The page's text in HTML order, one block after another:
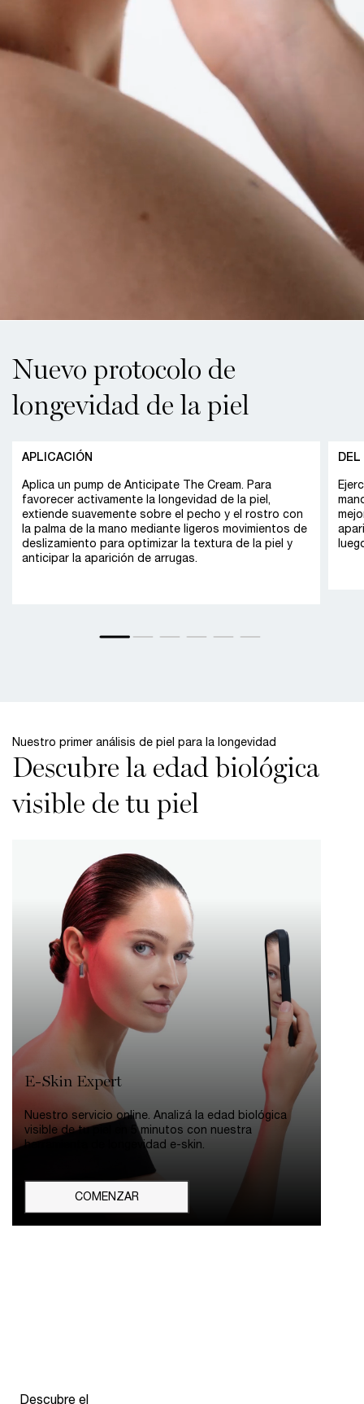
Nuevo protocolo de
longevidad de la piel
APLICACIÓN
Aplica un pump de Anticipate The Cream. Para
favorecer activamente la longevidad de la piel,
extiende suavemente sobre el pecho y el rostro con
la palma de la mano mediante ligeros movimientos de
deslizamiento para optimizar la textura de la piel y
anticipar la aparición de arrugas.​
Nuestro primer análisis de piel para la longevidad​
Descubre la edad biológica
visible de tu piel​
E-Skin Expert
Nuestro servicio online. Analizá la edad biológica
visible de tu piel en 5 minutos con nuestra
herramienta de longevidad e-skin.
COMENZAR
Descubre el